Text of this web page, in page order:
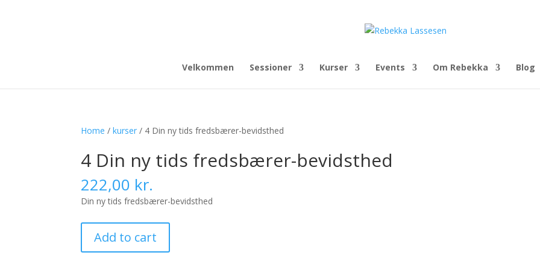
Velkommen Sessioner Kurser Events Om Rebekka Blog
Home /kurser / 4 Din ny tids fredsbærer-bevidsthed
4 Din ny tids fredsbærer-bevidsthed
222,00 kr.
Din ny tids fredsbærer-bevidsthed
ny
Add to cart